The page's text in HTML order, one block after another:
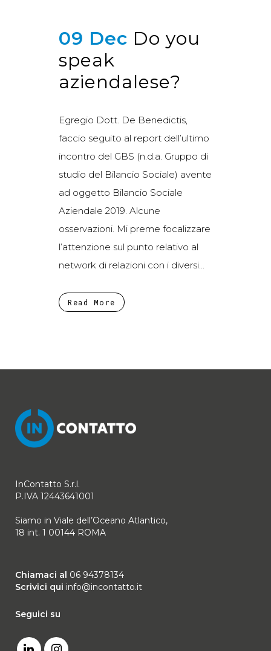
09 Dec Do you
speak
aziendalese?
Egregio Dott. De Benedictis,
faccio seguito al report dell’ultimo
incontro del GBS (n.d.a. Gruppo di
studio del Bilancio Sociale) avente
ad oggetto Bilancio Sociale
Aziendale 2019. Alcune
osservazioni. Mi preme focalizzare
l’attenzione sul punto relativo al
network di relazioni con i diversi...
Read More
InContatto S.r.l.
P.IVA 12443641001
Siamo in Viale dell’Oceano Atlantico,
18 int. 1 00144 ROMA
Chiamaci al 06 94378134
Scrivici qui info@incontatto.it
Seguici su